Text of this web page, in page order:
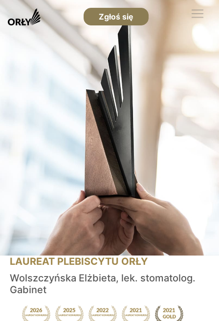
Zgłoś się
LAUREAT PLEBISCYTU ORŁY
Wolszczyńska Elżbieta, lek. stomatolog.
Gabinet